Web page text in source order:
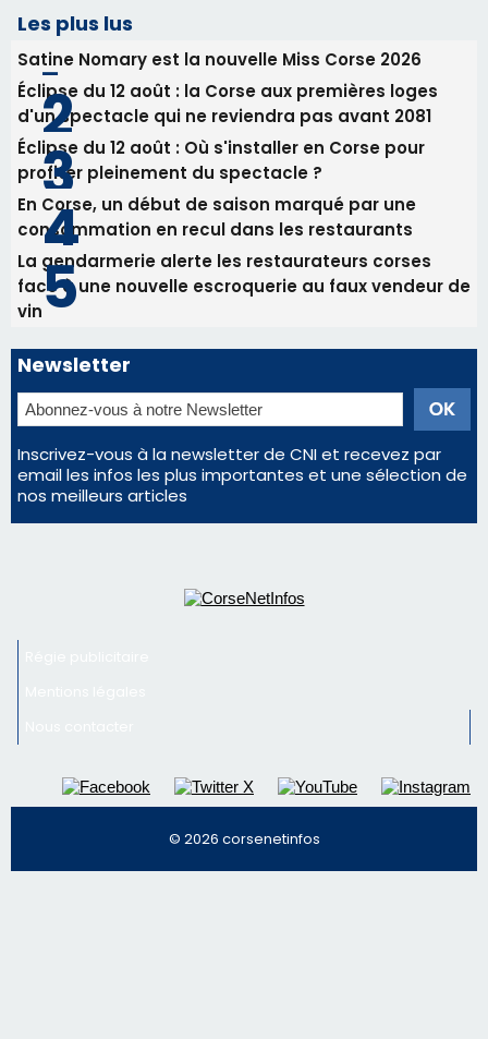
05/08/2026 09:53
Biguglia : messe de la Sainte-Marie et
procession le 14 août
31/07/2026 08:24
Tennis - Début ce week-end du tournoi du
RCPV
Les plus lus
Satine Nomary est la nouvelle Miss Corse 2026
Éclipse du 12 août : la Corse aux premières loges
d'un spectacle qui ne reviendra pas avant 2081
Éclipse du 12 août : Où s'installer en Corse pour
profiter pleinement du spectacle ?
En Corse, un début de saison marqué par une
consommation en recul dans les restaurants
nos meilleurs articles